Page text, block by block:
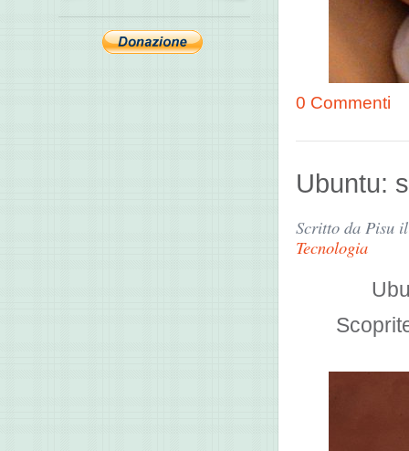
0 Commenti
Ubuntu:
Scritto da Pisu
Tecnologia